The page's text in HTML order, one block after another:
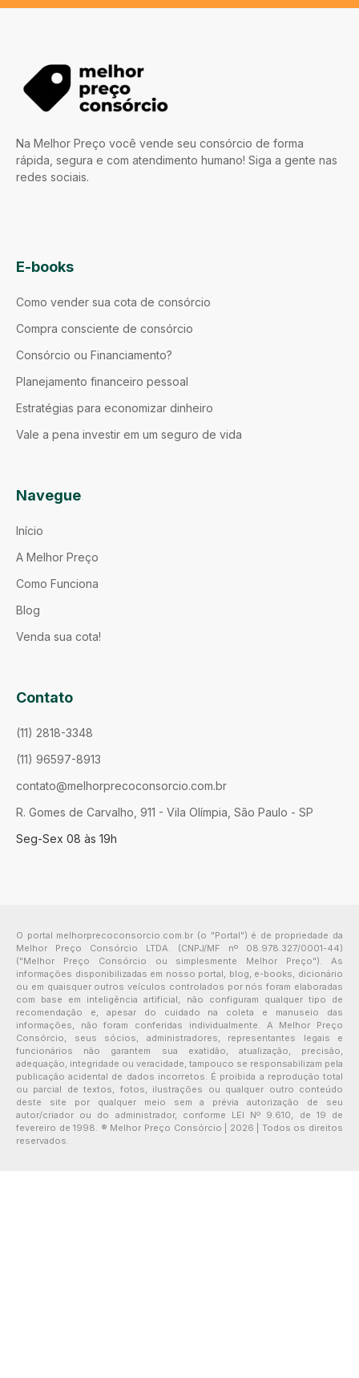
Na Melhor Preço você vende seu consórcio de forma
rápida, segura e com atendimento humano! Siga a gente nas
redes sociais.
E-books
Como vender sua cota de consórcio
Compra consciente de consórcio
Consórcio ou Financiamento?
Planejamento financeiro pessoal
Estratégias para economizar dinheiro
Vale a pena investir em um seguro de vida
Navegue
Início
A Melhor Preço
Como Funciona
Blog
Venda sua cota!
Contato
(11) 2818-3348
(11) 96597-8913
contato@melhorprecoconsorcio.com.br
R. Gomes de Carvalho, 911 - Vila Olímpia, São Paulo - SP
Seg-Sex 08 às 19h
O portal melhorprecoconsorcio.com.br (o "Portal") é de propriedade da
Melhor Preço Consórcio LTDA. (CNPJ/MF nº 08.978.327/0001-44)
("Melhor Preço Consórcio ou simplesmente Melhor Preço"). As
informações disponibilizadas em nosso portal, blog, e-books, dicionário
ou em quaisquer outros veículos controlados por nós foram elaboradas
com base em inteligência artificial, não configuram qualquer tipo de
recomendação e, apesar do cuidado na coleta e manuseio das
informações, não foram conferidas individualmente. A Melhor Preço
Consórcio, seus sócios, administradores, representantes legais e
funcionários não garantem sua exatidão, atualização, precisão,
adequação, integridade ou veracidade, tampouco se responsabilizam pela
publicação acidental de dados incorretos. É proibida a reprodução total
ou parcial de textos, fotos, ilustrações ou qualquer outro conteúdo
deste site por qualquer meio sem a prévia autorização de seu
autor/criador ou do administrador, conforme LEI Nº 9.610, de 19 de
fevereiro de 1998. ® Melhor Preço Consórcio | 2026 | Todos os direitos
reservados.